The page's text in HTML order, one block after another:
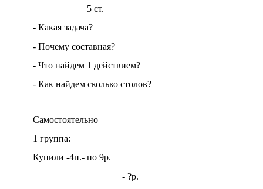
5 ст.
- Какая задача?
- Почему составная?
- Что найдем 1 действием?
- Как найдем сколько столов?
Самостоятельно
1 группа:
Купили -4п.- по 9р.
- ?р.